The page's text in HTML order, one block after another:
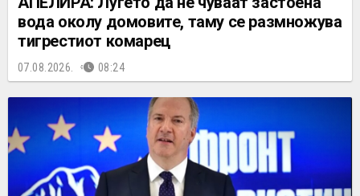
вода околу домовите, таму се размножува
тигрестиот комарец
07.08.2026. 08:24